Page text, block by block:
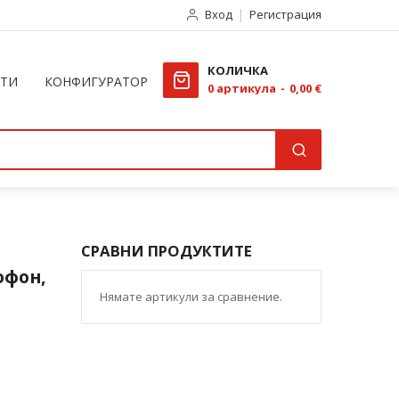
Вход Регистрация
КОНФИГУРАТОР
КОЛИЧКА
0 артикула 0,00 €
СРАВНИ ПРОДУКТИТЕ
Нямате артикули за сравнение.